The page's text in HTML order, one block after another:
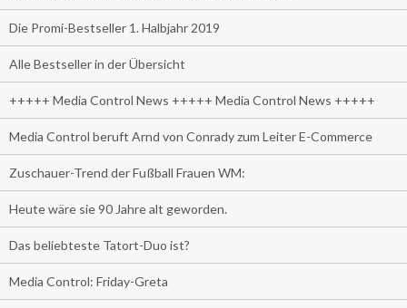
Die Promi-Bestseller 1. Halbjahr 2019
Alle Bestseller in der Übersicht
+++++ Media Control News +++++ Media Control News +++++
Media Control beruft Arnd von Conrady zum Leiter E-Commerce
Zuschauer-Trend der Fußball Frauen WM:
Heute wäre sie 90 Jahre alt geworden.
Das beliebteste Tatort-Duo ist?
Media Control: Friday-Greta